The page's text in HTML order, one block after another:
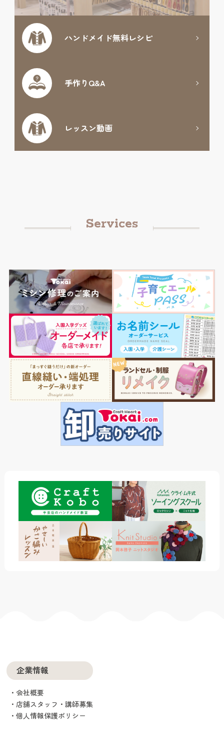
ハンドメイド無料レシピ
手作りQ&A
レッスン動画
Services
企業情報
会社概要
店舗スタッフ・講師募集
個人情報保護ポリシー